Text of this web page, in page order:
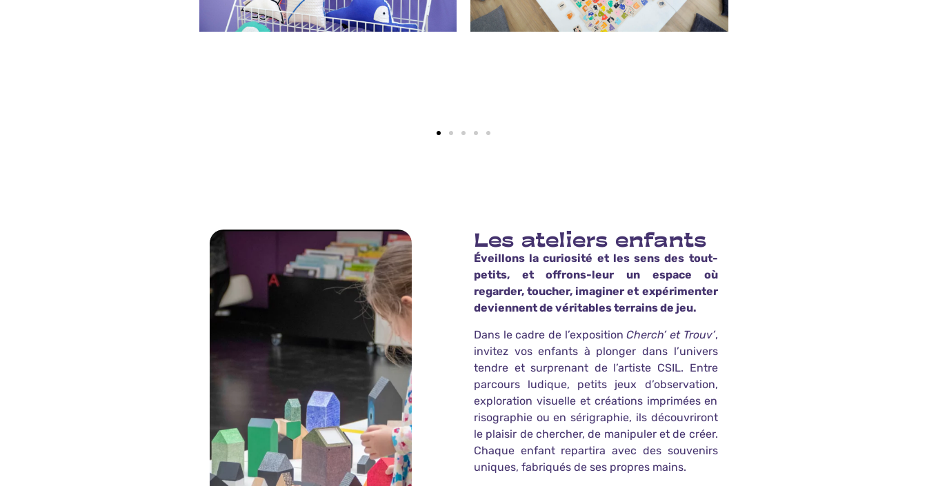
Les ateliers enfants
Éveillons la curiosité et les sens des tout-
petits, et offrons-leur un espace où
regarder, toucher, imaginer et expérimenter
deviennent de véritables terrains de jeu.
Dans le cadre de l’expositionCherch’ et Trouv’,
invitez vos enfants à plonger dans l’univers
tendre et surprenant de l’artiste CSIL. Entre
parcours ludique, petits jeux d’observation,
exploration visuelle et créations imprimées en
risographie ou en sérigraphie, ils découvriront
le plaisir de chercher, de manipuler et de créer.
Chaque enfant repartira avec des souvenirs
uniques, fabriqués de ses propres mains.